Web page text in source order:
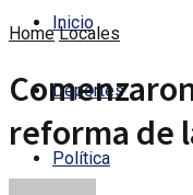
Inicio
Deportes
Política
Home Locales
reforma de